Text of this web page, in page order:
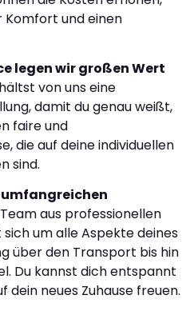
und einen
legen wir großen Wert
von uns eine
damit du genau weißt,
faire und
die auf deine individuellen
sind.
aus professionellen
um alle Aspekte deines
über den Transport bis hin
Du kannst dich entspannt
dein neues Zuhause freuen.